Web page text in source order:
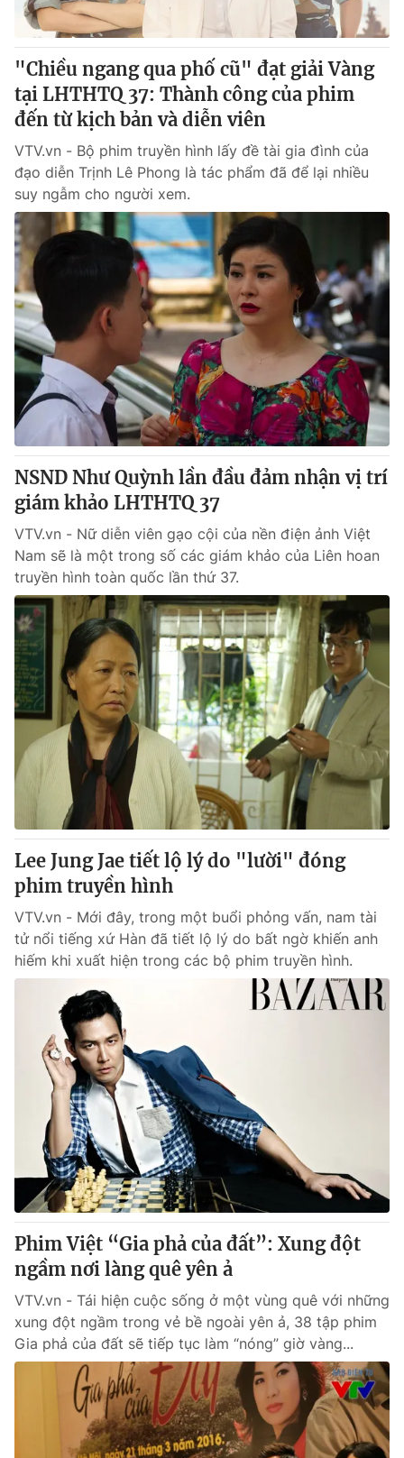
"Chiều ngang qua phố cũ" đạt giải Vàng
tại LHTHTQ 37: Thành công của phim
đến từ kịch bản và diễn viên
VTV.vn - Bộ phim truyền hình lấy đề tài gia đình của
đạo diễn Trịnh Lê Phong là tác phẩm đã để lại nhiều
suy ngẫm cho người xem.
NSND Như Quỳnh lần đầu đảm nhận vị trí
giám khảo LHTHTQ 37
VTV.vn - Nữ diễn viên gạo cội của nền điện ảnh Việt
Nam sẽ là một trong số các giám khảo của Liên hoan
truyền hình toàn quốc lần thứ 37.
Lee Jung Jae tiết lộ lý do "lười" đóng
phim truyền hình
VTV.vn - Mới đây, trong một buổi phỏng vấn, nam tài
tử nổi tiếng xứ Hàn đã tiết lộ lý do bất ngờ khiến anh
hiếm khi xuất hiện trong các bộ phim truyền hình.
Phim Việt “Gia phả của đất”: Xung đột
ngầm nơi làng quê yên ả
VTV.vn - Tái hiện cuộc sống ở một vùng quê với những
xung đột ngầm trong vẻ bề ngoài yên ả, 38 tập phim
Gia phả của đất sẽ tiếp tục làm “nóng” giờ vàng...